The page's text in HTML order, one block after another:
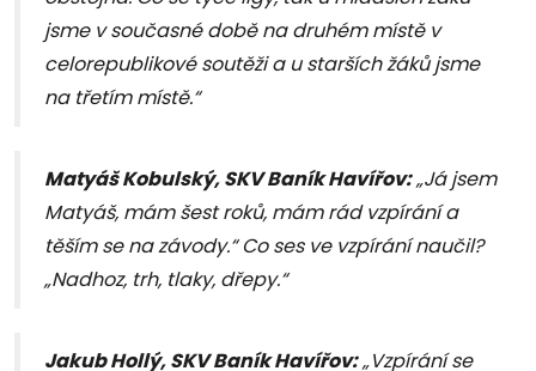
jsme v současné době na druhém místě v
celorepublikové soutěži a u starších žáků jsme
na třetím místě.“
Matyáš Kobulský, SKV Baník Havířov:„Já jsem
Matyáš, mám šest roků, mám rád vzpírání a
těším se na závody.“ Co ses ve vzpírání naučil?
„Nadhoz, trh, tlaky, dřepy.“
Jakub Hollý, SKV Baník Havířov:„Vzpírání se